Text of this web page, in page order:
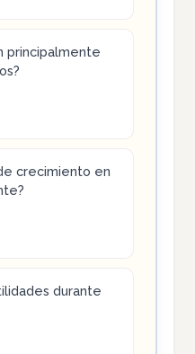
principalmente
crecimiento en
durante